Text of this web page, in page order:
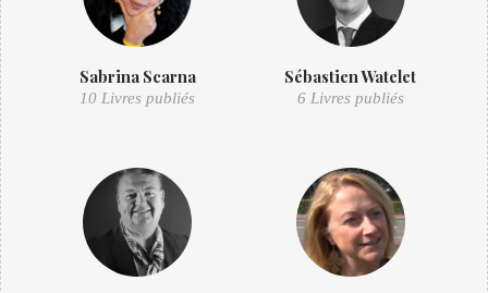
Sabrina Scarna
10 Livres publiés
Sébastien Watelet
6 Livres publiés